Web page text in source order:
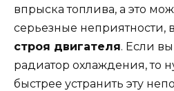
впрыска топлива, а это
серьезные неприятности,
строя двигателя. Если вы
радиатор охлаждения, то
быстрее устранить эту